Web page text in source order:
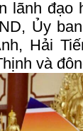
lãnh đạo
Ủy
Hải
và